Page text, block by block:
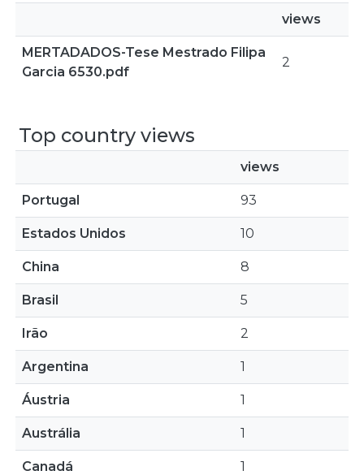
views
MERTADADOS-Tese Mestrado Filipa
Garcia 6530.pdf
2
Top country views
views
Portugal 93
Estados Unidos 10
China 8
Brasil 5
Irão 2
Argentina 1
Áustria 1
Austrália 1
Canadá 1